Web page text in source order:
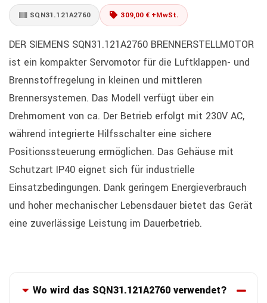
SQN31.121A2760 309,00 € +MwSt.
DER SIEMENS SQN31.121A2760 BRENNERSTELLMOTOR
ist ein kompakter Servomotor für die Luftklappen- und
Brennstoffregelung in kleinen und mittleren
Brennersystemen. Das Modell verfügt über ein
Drehmoment von ca. Der Betrieb erfolgt mit 230V AC,
während integrierte Hilfsschalter eine sichere
Positionssteuerung ermöglichen. Das Gehäuse mit
Schutzart IP40 eignet sich für industrielle
Einsatzbedingungen. Dank geringem Energieverbrauch
und hoher mechanischer Lebensdauer bietet das Gerät
eine zuverlässige Leistung im Dauerbetrieb.
Wo wird das SQN31.121A2760 verwendet?